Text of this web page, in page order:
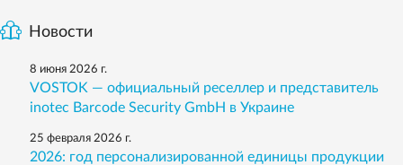
Новости
8 июня 2026 г.
VOSTOK — официальный реселлер и представитель
inotec Barcode Security GmbH в Украине
25 февраля 2026 г.
2026: год персонализированной единицы продукции